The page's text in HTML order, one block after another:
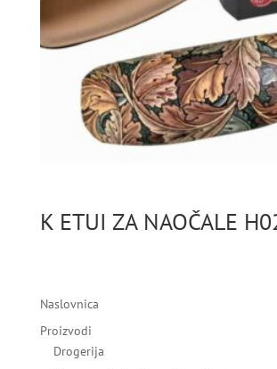
K ETUI ZA NAOČALE
Naslovnica
Proizvodi
Drogerija